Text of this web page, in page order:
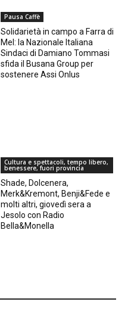
Pausa Caffè
Solidarietà in campo a Farra di
Mel: la Nazionale Italiana
Sindaci di Damiano Tommasi
sfida il Busana Group per
sostenere Assi Onlus
Cultura e spettacoli, tempo libero,
benessere, fuori provincia
Shade, Dolcenera,
Merk&Kremont, Benji&Fede e
molti altri, giovedì sera a
Jesolo con Radio
Bella&Monella